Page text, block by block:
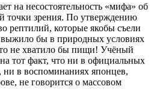
на несостоятельность «мифа» об
точки зрения. По утверждению
рептилий, которые якобы съели
выжило бы в природных условиях
не хватило бы пищи! Учёный
тот факт, что ни в официальных
ни в воспоминаниях японцев,
не говорится о массовом